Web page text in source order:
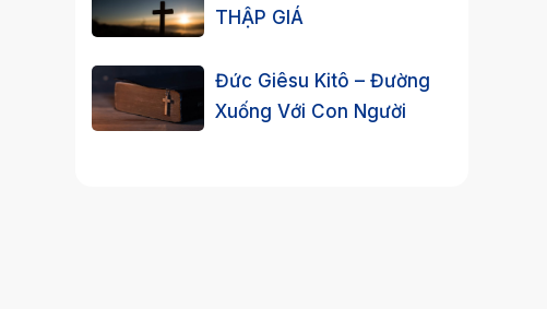
THẬP GIÁ
Đức Giêsu Kitô – Đường
Xuống Với Con Người